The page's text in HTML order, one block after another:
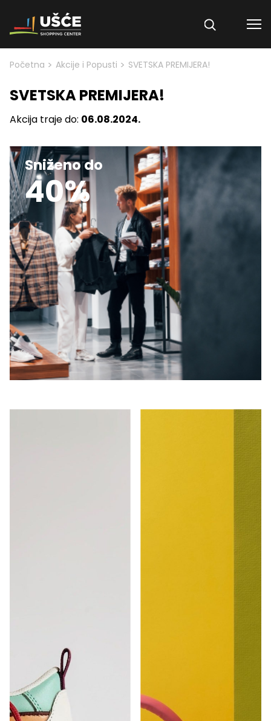
Skip to content
Početna > Akcije i Popusti > SVETSKA PREMIJERA!
SVETSKA PREMIJERA!
Akcija traje do: 06.08.2024.
Sniženo do
40%